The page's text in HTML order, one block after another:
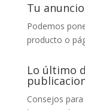
Tu
Podemos
producto o
Lo último
Consejos